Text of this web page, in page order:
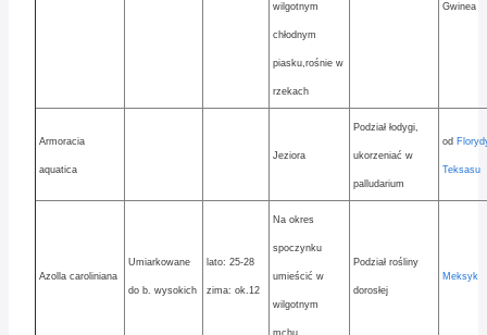
wilgotnym
chłodnym
piasku,rośnie w
rzekach
Gwinea
Armoracia
aquatica
Jeziora
Podział łodygi,
ukorzeniać w
palludarium
od
Teksasu
Azolla caroliniana
Umiarkowane
do b. wysokich
lato: 25-28
zima: ok.12
Na okres
spoczynku
umieścić w
wilgotnym
mchu
Podział rośliny
dorosłej
Meksyk